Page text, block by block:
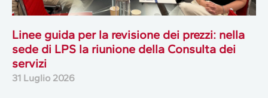
Linee guida per la revisione dei prezzi: nella
sede di LPS la riunione della Consulta dei
servizi
31 Luglio 2026